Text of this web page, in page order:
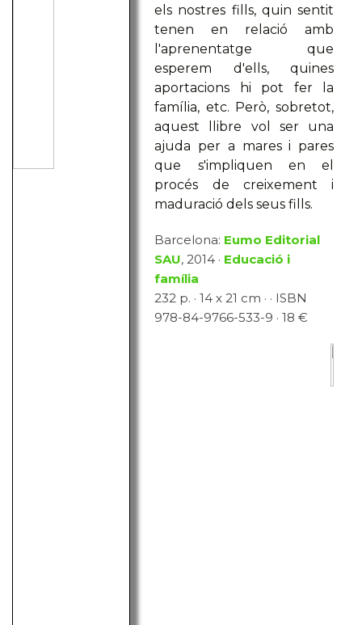
els nostres fills, quin sentit
tenen en relació amb
l'aprenentatge que
esperem d'ells, quines
aportacions hi pot fer la
família, etc. Però, sobretot,
aquest llibre vol ser una
ajuda per a mares i pares
que s'impliquen en el
procés de creixement i
maduració dels seus fills.
Barcelona: Eumo Editorial
SAU, 2014 · Educació i
família
232 p. · 14 x 21 cm · · ISBN
978-84-9766-533-9 · 18 €